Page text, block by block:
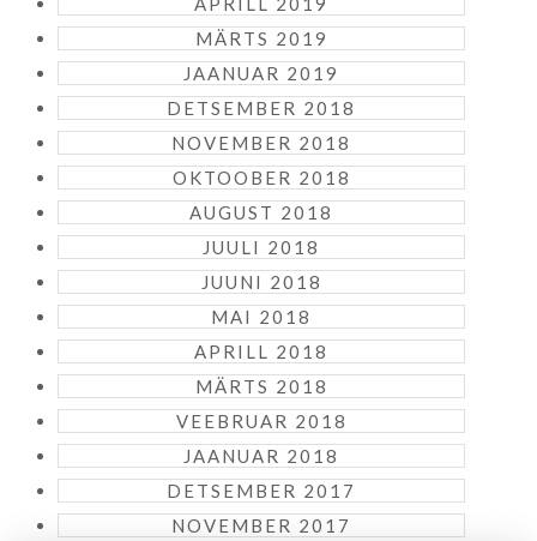
MÄRTS 2019
JAANUAR 2019
DETSEMBER 2018
NOVEMBER 2018
OKTOOBER 2018
AUGUST 2018
JUULI 2018
JUUNI 2018
MAI 2018
APRILL 2018
MÄRTS 2018
VEEBRUAR 2018
JAANUAR 2018
DETSEMBER 2017
NOVEMBER 2017